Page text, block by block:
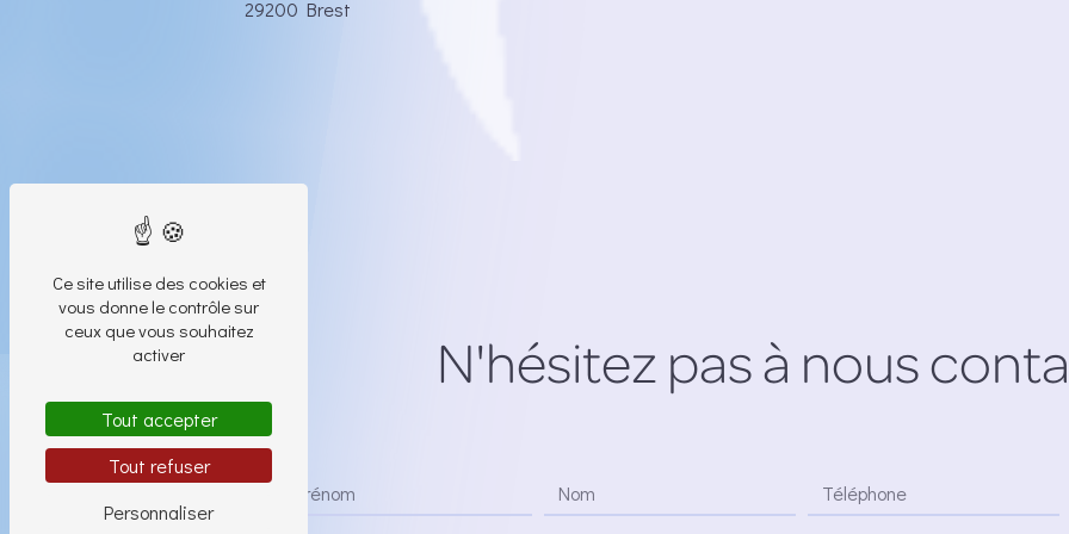
29200 Brest
N'hésitez pas à nous
Ce site utilise des cookies et
vous donne le contrôle sur
ceux que vous souhaitez
activer
Tout accepter
Tout refuser
Personnaliser